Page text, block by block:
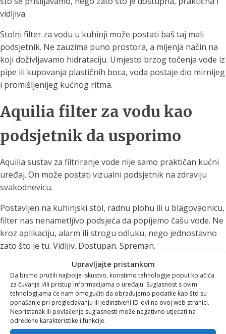
Upravljajte pristankom
Da bismo pružili najbolje iskustvo, koristimo tehnologije poput kolačića
za čuvanje i/ili pristup informacijama o uređaju. Suglasnost s ovim
tehnologijama će nam omogućiti da obrađujemo podatke kao što su
ponašanje pri pregledavanju ili jedinstveni ID-ovi na ovoj web stranici.
Nepristanak ili povlačenje suglasnosti može negativno utjecati na
određene karakteristike i funkcije.
vidljiva.
Stolni filter za vodu u kuhinji može postati baš taj mali
podsjetnik. Ne zauzima puno prostora, a mijenja način na
koji doživljavamo hidrataciju. Umjesto brzog točenja vode iz
pipe ili kupovanja plastičnih boca, voda postaje dio mirnijeg
i promišljenijeg kućnog ritma.
Aquilia filter za vodu kao
podsjetnik da usporimo
Aquilia sustav za filtriranje vode nije samo praktičan kućni
uređaj. On može postati vizualni podsjetnik na zdraviju
svakodnevicu.
Postavljen na kuhinjski stol, radnu plohu ili u blagovaonicu,
filter nas nenametljivo podsjeća da popijemo čašu vode. Ne
kroz aplikaciju, alarm ili strogu odluku, nego jednostavno
zato što je tu. Vidljiv. Dostupan. Spreman.
Sa slojevima filtracije i mineralnim kamenjem, voda prolazi
kroz proces koji joj daje čišći, ugodniji i svježiji okus. Upravo
taj okus često je razlog zbog kojeg ljudi počnu piti više
vode bez puno razmišljanja.
Jer kad je voda fina, pitka i uvijek pri ruci, zdrava navika više